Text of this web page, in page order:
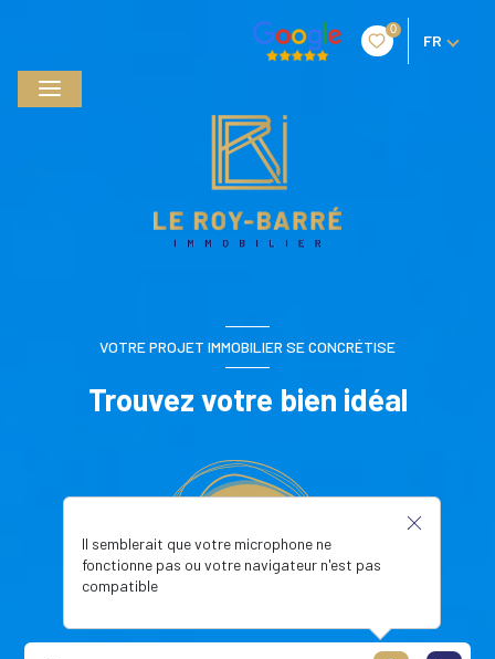
0
FR
VOTRE PROJET IMMOBILIER SE CONCRÉTISE
Trouvez votre bien idéal
Il semblerait que votre microphone ne
fonctionne pas ou votre navigateur n'est pas
compatible